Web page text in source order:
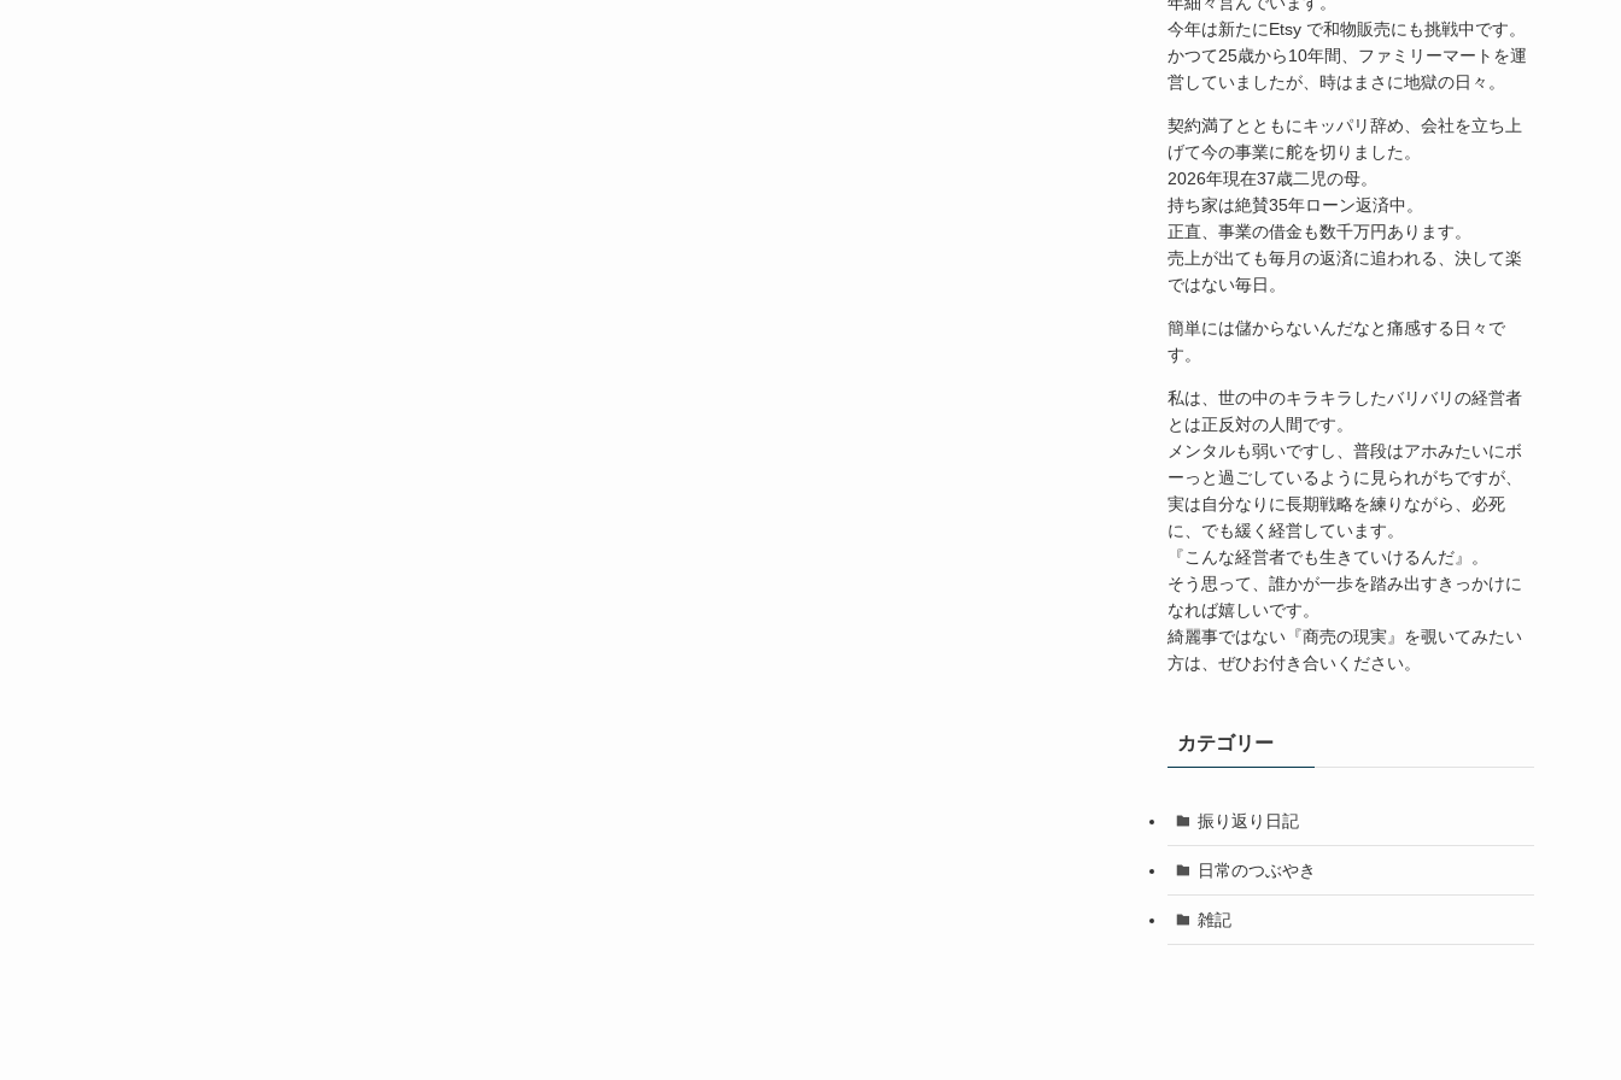
今年は新たにEtsy で和物販売にも挑戦中です。
かつて25歳から10年間、 ファミリーマートを運
営していましたが、時はまさに地獄の日々。
契約満了とともにキッパリ辞め、 会社を立ち上
げて今の事業に舵を切りました。
2026年現在37歳二児の母。
持ち家は絶賛35年ローン返済中。
正直、事業の借金も数千万円あります。
売上が出ても毎月の返済に追われる、決して楽
ではない毎日。
簡単には儲からないんだなと痛感する日々で
す。
私は、 世の中のキラキラしたバリバリの経営者
とは正反対の人間です。
メンタルも弱いですし、 普段はアホみたいにボ
ーっと過ごしているように見られがちですが
実は自分なりに長期戦略を練りながら、必死
に、 でも緩く経営しています。
『こんな経営者でも生きていけるんだ』。
そう思って、誰かが一歩を踏み出すきっかけに
なれば嬉しいです。
綺麗事ではない『商売の現実』を覗いてみたい
方は、 ぜひお付き合いください。
カテゴリー
振り返り日記
日常のつぶやき
雑記